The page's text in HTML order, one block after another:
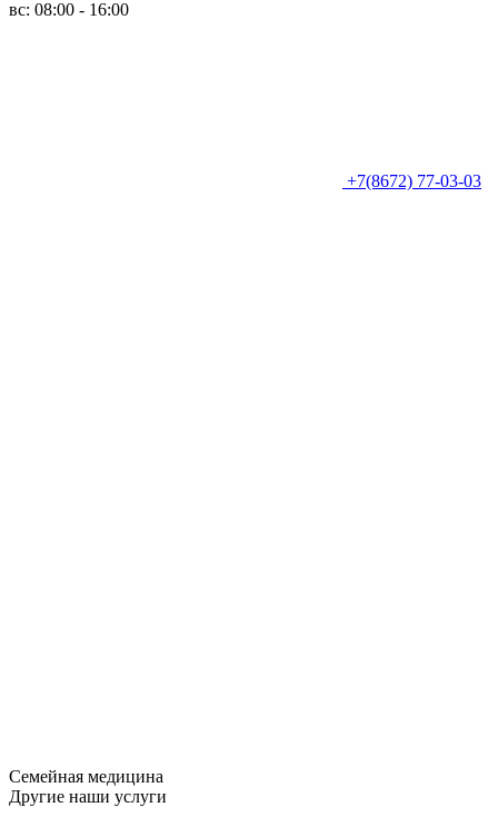
вс: 08:00 - 16:00
+7(8672) 77-03-03
Семейная медицина
Другие наши услуги